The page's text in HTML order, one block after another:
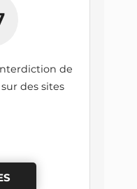
de
des sites